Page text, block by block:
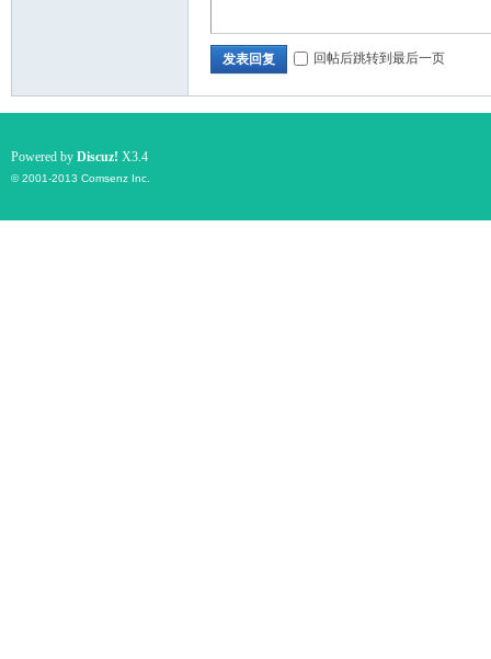
发表回复 回帖后跳转到最后一页
Powered by Discuz! X3.4
© 2001-2013 Comsenz Inc.